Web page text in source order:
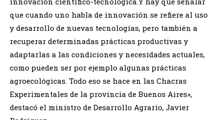
que cuando uno habla de innovación se refiere al uso
y desarrollo de nuevas tecnologías, pero también a
recuperar determinadas prácticas productivas y
adaptarlas a las condiciones y necesidades actuales,
como pueden ser por ejemplo algunas prácticas
agroecológicas. Todo eso se hace en las Chacras
Experimentales de la provincia de Buenos Aires»,
destacó el ministro de Desarrollo Agrario, Javier